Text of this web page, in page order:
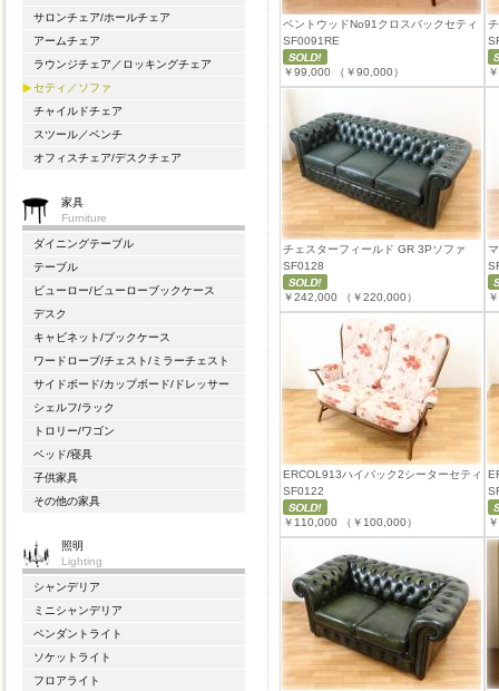
サロンチェア/ホールチェア
アームチェア
ラウンジチェア／ロッキングチェア
セティ／ソファ
チャイルドチェア
スツール／ベンチ
オフィスチェア/デスクチェア
家具
Furniture
ダイニングテーブル
テーブル
ビューロー/ビューローブックケース
デスク
キャビネット/ブックケース
ワードローブ/チェスト/ミラーチェスト
サイドボード/カップボード/ドレッサー
シェルフ/ラック
トロリー/ワゴン
ベッド/寝具
子供家具
その他の家具
照明
Lighting
シャンデリア
ミニシャンデリア
ペンダントライト
ソケットライト
フロアライト
ベントウッドNo91クロスバックセティ
SF0091RE
￥99,000 （￥90,000）
チェスターフィールド GR 3Pソファ
SF0128
￥242,000 （￥220,000）
ERCOL913ハイバック2シーターセティ
SF0122
￥110,000 （￥100,000）